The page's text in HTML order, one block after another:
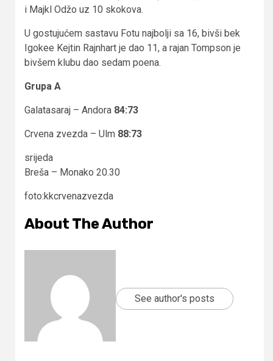
i Majkl Odžo uz 10 skokova.
U gostujućem sastavu Fotu najbolji sa 16, bivši bek
Igokee Kejtin Rajnhart je dao 11, a rajan Tompson je
bivšem klubu dao sedam poena.
Grupa A
Galatasaraj – Andora 84:73
Crvena zvezda – Ulm 88:73
srijeda
Breša – Monako 20.30
foto:kkcrvenazvezda
About The Author
See author's posts